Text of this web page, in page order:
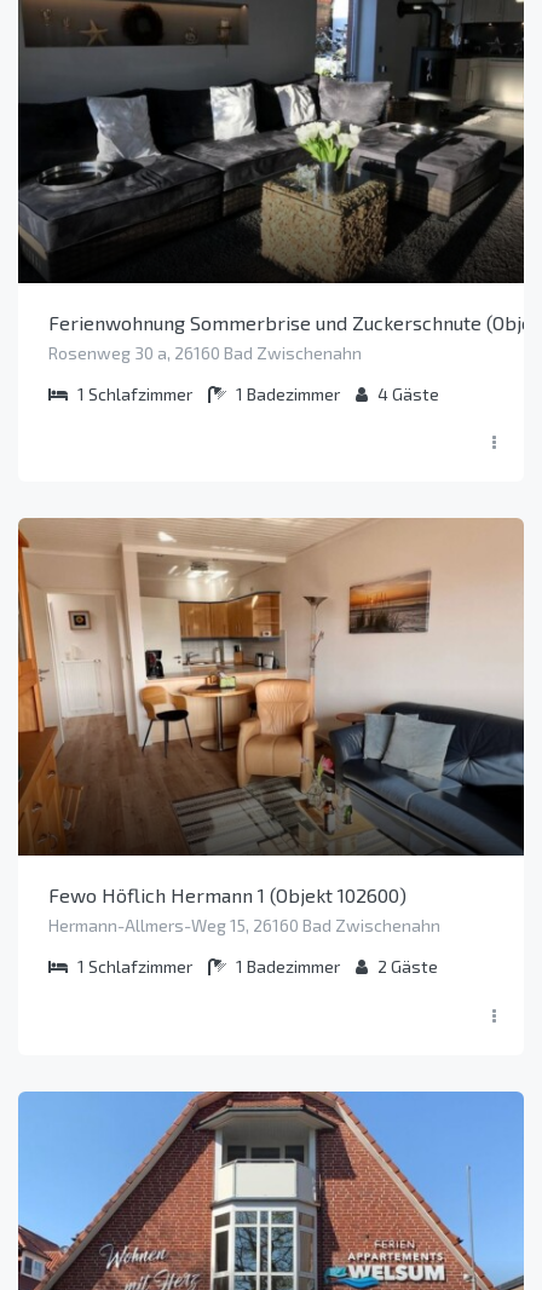
Ferienwohnung Sommerbrise und Zuckerschnute
Rosenweg 30 a, 26160 Bad Zwischenahn
1 Schlafzimmer 1 Badezimmer 4Gäste
Fewo Höflich Hermann 1 (Objekt 102600)
Hermann-Allmers-Weg 15, 26160 Bad Zwischenahn
1 Schlafzimmer 1 Badezimmer 2 Gäste